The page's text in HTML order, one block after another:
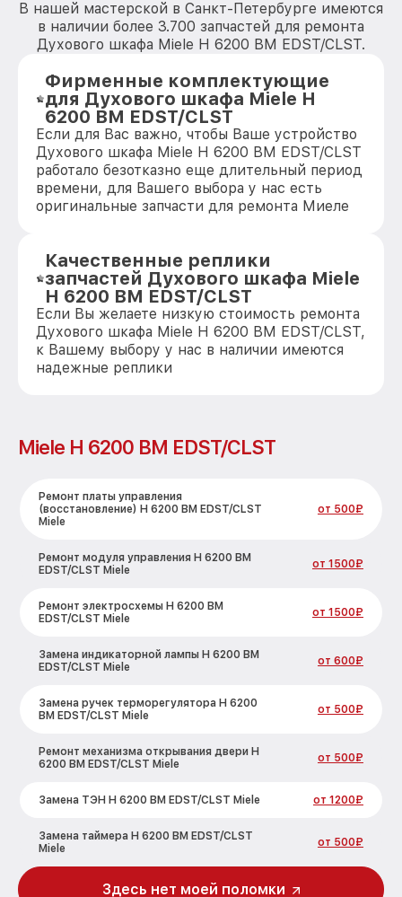
В нашей мастерской в Санкт-Петербурге имеются
в наличии более 3.700 запчастей для ремонта
Духового шкафа Miele H 6200 BM EDST/CLST.
Фирменные комплектующие
для Духового шкафа Miele H
6200 BM EDST/CLST
Если для Вас важно, чтобы Ваше устройство
Духового шкафа Miele H 6200 BM EDST/CLST
работало безотказно еще длительный период
времени, для Вашего выбора у нас есть
оригинальные запчасти для ремонта Миеле
Качественные реплики
запчастей Духового шкафа Miele
H 6200 BM EDST/CLST
Если Вы желаете низкую стоимость ремонта
Духового шкафа Miele H 6200 BM EDST/CLST,
к Вашему выбору у нас в наличии имеются
надежные реплики
Miele H 6200 BM EDST/CLST
Ремонт платы управления
(восстановление) H 6200 BM EDST/CLST
Miele
от 500₽
Ремонт модуля управления H 6200 BM
EDST/CLST Miele
от 1500₽
Ремонт электросхемы H 6200 BM
EDST/CLST Miele
от 1500₽
Замена индикаторной лампы H 6200 BM
EDST/CLST Miele
от 600₽
Замена ручек терморегулятора H 6200
BM EDST/CLST Miele
от 500₽
Ремонт механизма открывания двери H
6200 BM EDST/CLST Miele
от 500₽
Замена ТЭН H 6200 BM EDST/CLST Miele от 1200₽
Замена таймера H 6200 BM EDST/CLST
Miele
от 500₽
Замена предохранителя H 6200 BM
Здесь нет моей поломки